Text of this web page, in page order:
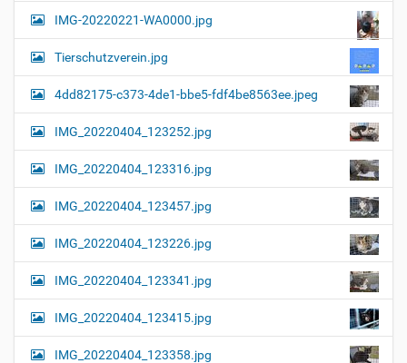
i
l
e
…
v
i
g
a
t
i
o
n
IMG-20220221-WA0000.jpg
Tierschutzverein.jpg
4dd82175-c373-4de1-bbe5-fdf4be8563ee.jpeg
IMG_20220404_123252.jpg
IMG_20220404_123316.jpg
IMG_20220404_123457.jpg
IMG_20220404_123226.jpg
IMG_20220404_123341.jpg
IMG_20220404_123415.jpg
IMG_20220404_123358.jpg